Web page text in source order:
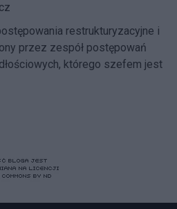
restrukturyzacyjne i
przez zespół postępowań
którego szefem jest